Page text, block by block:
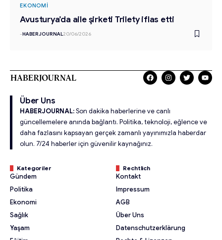
EKONOMI
Avusturya’da aile şirketi Trilety iflas etti
-HABERJOURNAL20/06/2026
Über Uns
HABERJOURNAL:Son dakika haberlerine ve canlı
güncellemelere anında bağlantı. Politika, teknoloji, eğlence ve
daha fazlasını kapsayan gerçek zamanlı yayınımızla haberdar
olun. 7/24 haberler için güvenilir kaynağınız.
Kategoriler
Gündem
Politika
Ekonomi
Sağlık
Yaşam
Rechtlich
Kontakt
Impressum
AGB
Über Uns
Datenschutzerklärung